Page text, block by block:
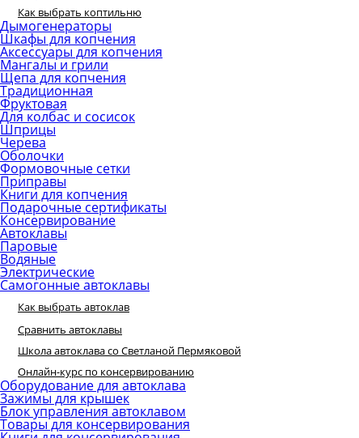
Как выбрать коптильню
Дымогенераторы
Шкафы для копчения
Аксессуары для копчения
Мангалы и грили
Щепа для копчения
Традиционная
Фруктовая
Для колбас и сосисок
Шприцы
Черева
Оболочки
Формовочные сетки
Приправы
Книги для копчения
Подарочные сертификаты
Консервирование
Автоклавы
Паровые
Водяные
Электрические
Самогонные автоклавы
Как выбрать автоклав
Сравнить автоклавы
Школа автоклава со Светланой Пермяковой
Онлайн-курс по консервированию
Оборудование для автоклава
Зажимы для крышек
Блок управления автоклавом
Товары для консервирования